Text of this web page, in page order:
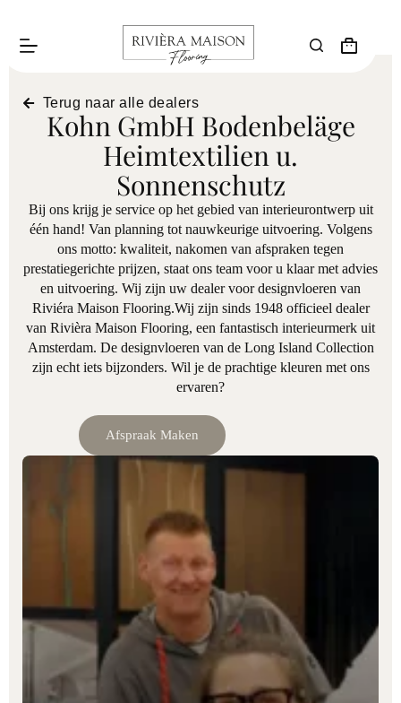
Terug naar alle dealers
Kohn GmbH Bodenbeläge
Heimtextilien u.
Sonnenschutz
Bij ons krijg je service op het gebied van interieurontwerp uit
één hand! Van planning tot nauwkeurige uitvoering. Volgens
ons motto: kwaliteit, nakomen van afspraken tegen
prestatiegerichte prijzen, staat ons team voor u klaar met advies
en uitvoering. Wij zijn uw dealer voor designvloeren van
Riviéra Maison Flooring.Wij zijn sinds 1948 officieel dealer
van Rivièra Maison Flooring, een fantastisch interieurmerk uit
Amsterdam. De designvloeren van de Long Island Collection
zijn echt iets bijzonders. Wil je de prachtige kleuren met ons
ervaren?
Afspraak Maken